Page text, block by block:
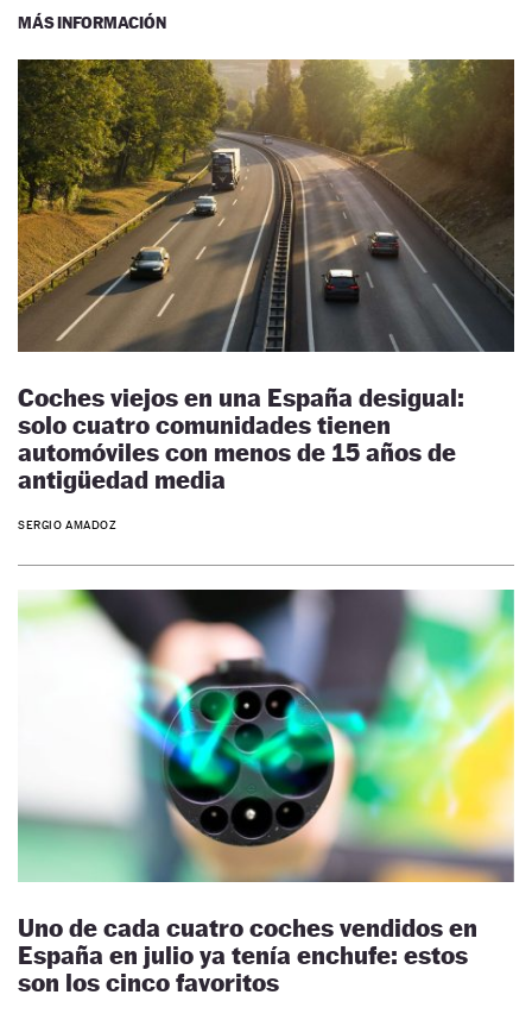
MÁS INFORMACIÓN
Coches viejos en una España desigual:
solo cuatro comunidades tienen
automóviles con menos de 15 años de
antigüedad media
SERGIO AMADOZ
Uno de cada cuatro coches vendidos en
España en julio ya tenía enchufe: estos
son los cinco favoritos